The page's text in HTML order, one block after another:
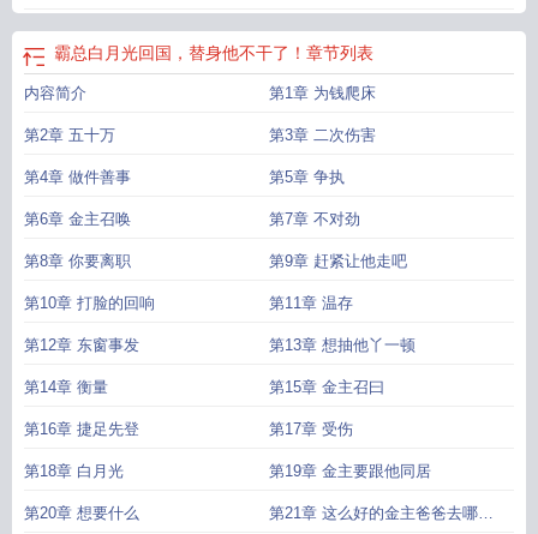
霸总白月光回国，替身他不干了！ 章节列表
内容简介 第1章 为钱爬床
第2章 五十万 第3章 二次伤害
第4章 做件善事 第5章 争执
第6章 金主召唤 第7章 不对劲
第8章 你要离职 第9章 赶紧让他走吧
第10章 打脸的回响 第11章 温存
第12章 东窗事发 第13章 想抽他丫一顿
第14章 衡量 第15章 金主召曰
第16章 捷足先登 第17章 受伤
第18章 白月光 第19章 金主要跟他同居
第20章 想要什么 第21章 这么好的金主爸爸去哪儿